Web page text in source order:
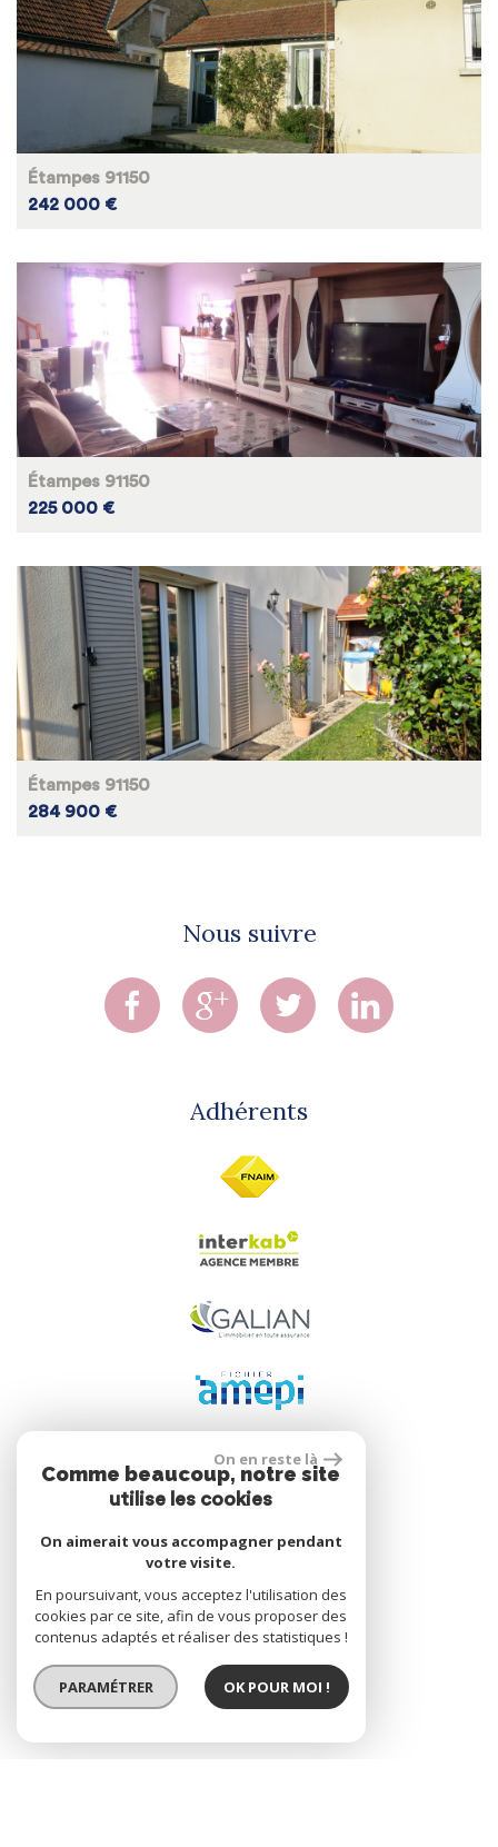
Étampes 91150
242 000 €
Étampes 91150
225 000 €
Étampes 91150
284 900 €
Nous suivre
Adhérents
Se connecter
Espace propriétaire
On en reste là
Comme beaucoup, notre site
utilise les cookies
On aimerait vous accompagner pendant
votre visite.
En poursuivant, vous acceptez l'utilisation des
cookies par ce site, afin de vous proposer des
contenus adaptés et réaliser des statistiques !
PARAMÉTRER OK POUR MOI !